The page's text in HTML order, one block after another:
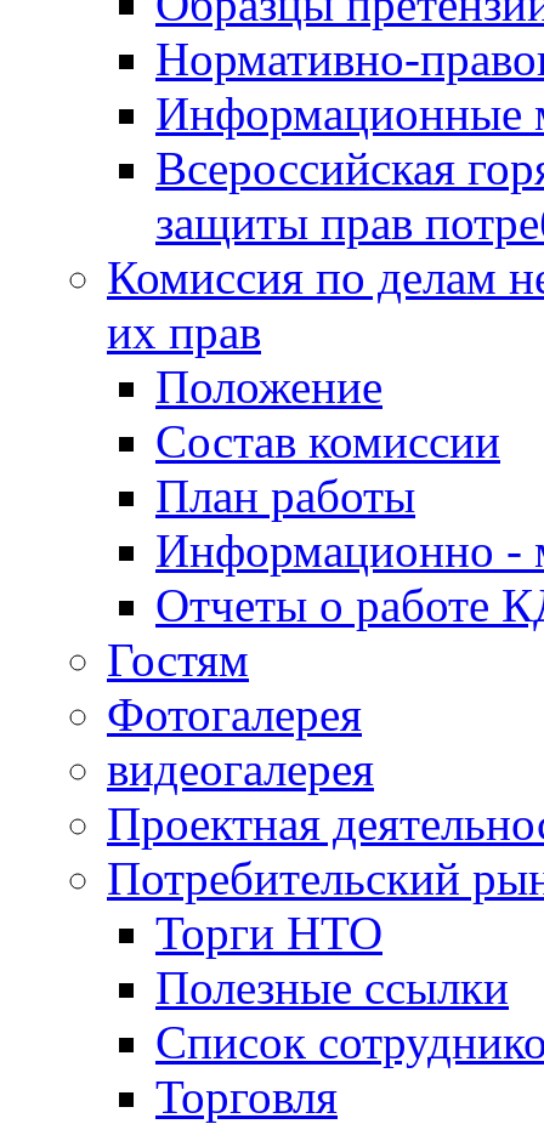
Нормативно-
Информационные
Всероссийская
защиты прав
Комиссия по делам
их прав
Положение
Состав комиссии
План работы
Информационно -
Отчеты о работе
Гостям
Фотогалерея
видеогалерея
Проектная
Потребительский
Торги НТО
Полезные ссылки
Список
Торговля